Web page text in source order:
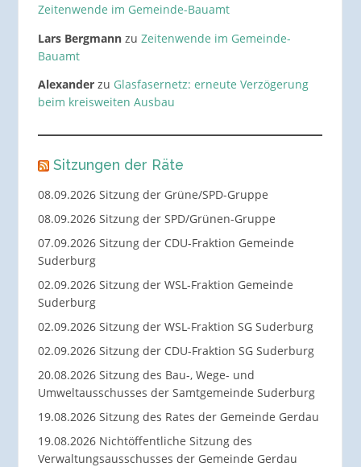
Zeitenwende im Gemeinde-Bauamt
Lars Bergmannzu Zeitenwende im Gemeinde-
Bauamt
Alexanderzu Glasfasernetz: erneute Verzögerung
beim kreisweiten Ausbau
Sitzungen der Räte
08.09.2026 Sitzung der Grüne/SPD-Gruppe
08.09.2026 Sitzung der SPD/Grünen-Gruppe
07.09.2026 Sitzung der CDU-Fraktion Gemeinde
Suderburg
02.09.2026 Sitzung der WSL-Fraktion Gemeinde
Suderburg
02.09.2026 Sitzung der WSL-Fraktion SG Suderburg
02.09.2026 Sitzung der CDU-Fraktion SG Suderburg
20.08.2026 Sitzung des Bau-, Wege- und
Umweltausschusses der Samtgemeinde Suderburg
19.08.2026 Sitzung des Rates der Gemeinde Gerdau
19.08.2026 Nichtöffentliche Sitzung des
Verwaltungsausschusses der Gemeinde Gerdau